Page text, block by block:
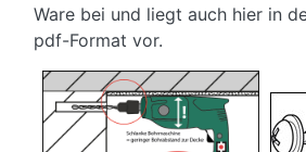
Ware bei und liegt auch hier in
pdf-Format vor.